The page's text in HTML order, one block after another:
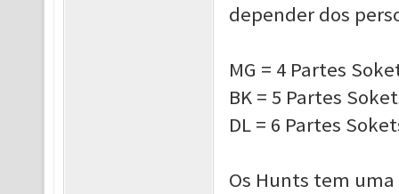
depender dos
MG = 4 Partes
BK = 5 Partes
DL = 6 Partes
Os Hunts tem